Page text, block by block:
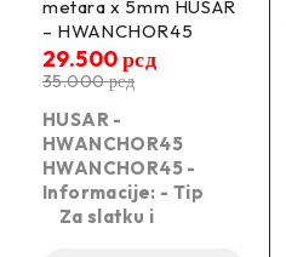
metara x 5mm HUSAR
– HWANCHOR45
35.000рсд
29.500рсд
HUSAR -
HWANCHOR45
HWANCHOR45 -
Informacije: - Tip
Za slatku i